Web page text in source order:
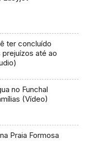
ter concluído
até ao
no Funchal
(Vídeo)
Praia Formosa